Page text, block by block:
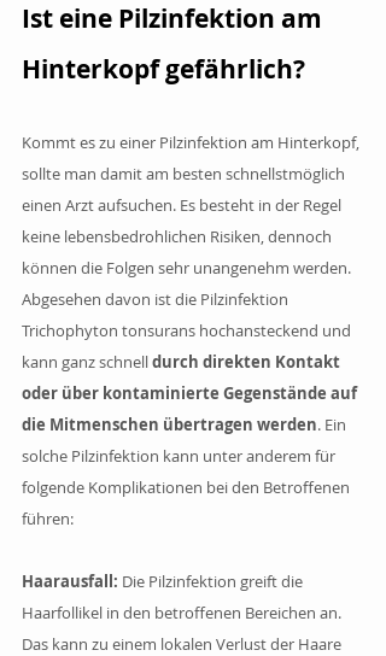
Ist eine Pilzinfektion am
Hinterkopf gefährlich?
Kommt es zu einer Pilzinfektion am Hinterkopf,
sollte man damit am besten schnellstmöglich
einen Arzt aufsuchen. Es besteht in der Regel
keine lebensbedrohlichen Risiken, dennoch
können die Folgen sehr unangenehm werden.
Abgesehen davon ist die Pilzinfektion
Trichophyton tonsurans hochansteckend und
kann ganz schnell durch direkten Kontakt
oder über kontaminierte Gegenstände auf
die Mitmenschen übertragen werden. Ein
solche Pilzinfektion kann unter anderem für
folgende Komplikationen bei den Betroffenen
führen:
Haarausfall: Die Pilzinfektion greift die
Haarfollikel in den betroffenen Bereichen an.
Das kann zu einem lokalen Verlust der Haare